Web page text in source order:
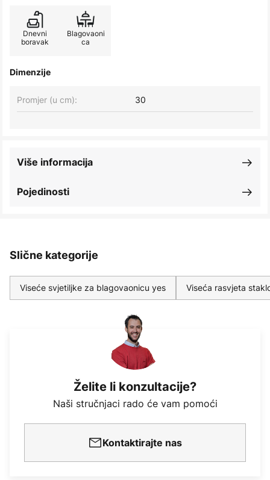
Dnevni
boravak
Blagovaoni
ca
Dimenzije
Promjer (u cm): 30
Pojedinosti
Više informacija
Slične kategorije
Viseće svjetiljke za blagovaonicu yes Viseća rasvjeta
Želite li konzultacije?
Naši stručnjaci rado će vam pomoći
Kontaktirajte nas